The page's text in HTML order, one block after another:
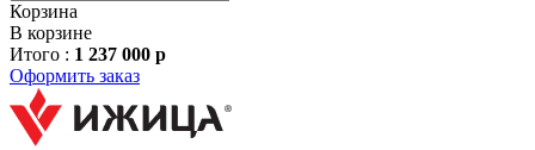
Корзина
В корзине
Итого : 1 237 000 р
Оформить заказ